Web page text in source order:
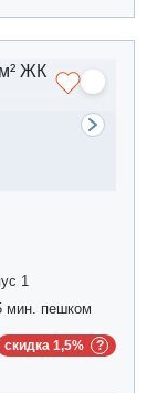
1
мин. пешком
скидка 1,5%